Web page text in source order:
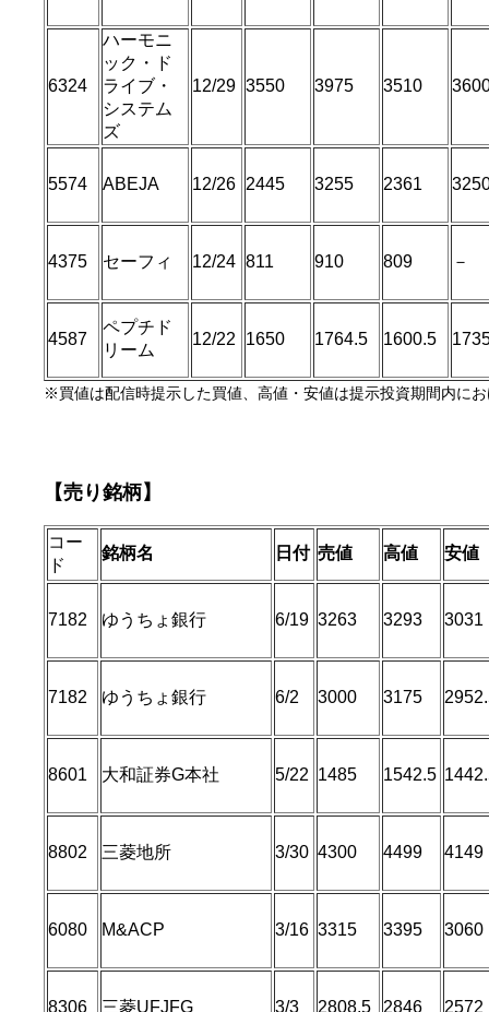
6324
ハーモニ
ック・ド
ライブ・
システム
ズ
12/29 3550 3975 3510
5574 ABEJA 12/26 2445 3255 2361
4375 セーフィ 12/24 811 910 809 －
4587
ペプチド
リーム
12/22 1650 1764.5 1600.5
※買値は配信時提示した買値、高値・安値は提示投資期間内に
【売り銘柄】
コー
ド
銘柄名 日付 売値 高値 安値
7182 ゆうちょ銀行 6/19 3263 3293 3031
7182 ゆうちょ銀行 6/2 3000 3175
8601 大和証券G本社 5/22 1485 1542.5
8802 三菱地所 3/30 4300 4499 4149
6080 M&ACP 3/16 3315 3395 3060
8306 三菱UFJFG 3/3 2808.5 2846 2572